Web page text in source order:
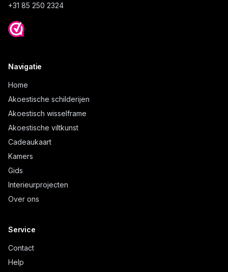
+31 85 250 2324
Navigatie
Home
Akoestische schilderijen
Akoestisch wisselframe
Akoestische viltkunst
Cadeaukaart
Kamers
Gids
Interieurprojecten
Over ons
Service
Contact
Help